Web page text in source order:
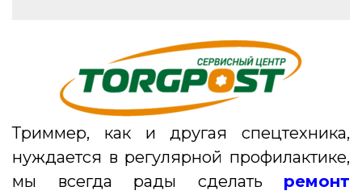
Триммер, как и другая спецтехника,
нуждается в регулярной профилактике,
мы всегда рады сделать ремонт